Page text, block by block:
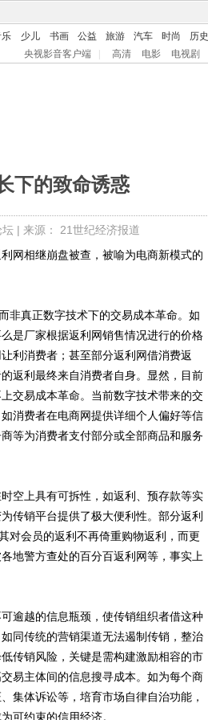
少儿 书画 公益 旅游 汽车 时尚 历史
央视影音客户端 高清 电影 电视剧
下的致命诱惑
坛| 来源： 21世纪经济报道
相继崩盘被查，被喻为电商新模式的
真正数字技术下的交易成本革命。如
是厂家根据返利网销售情况进行的价格
利消费者；甚至部分返利网借消费返
返利最终来自消费者自身。显然，目前
交易成本革命。当前数字技术带来的交
消费者在电商网提供详细个人偏好等信
等为消费者支付部分或全部商品和服务
上具有可拆性，如返利、预存款等实
传销平台提供了极大便利性。部分返利
对会员的返利不再倚重购物返利，而更
地警方查处的百分百返利网等，事实上
越的信息瓶颈，使传销组织者借这种
同传统的营销渠道无法遏制传销，整治
传销风险，关键是需构建激励相容的市
易主体间的信息搜寻成本。如为每个商
集体诉讼等，培育市场自律自治功能，
可约束的信用经济。